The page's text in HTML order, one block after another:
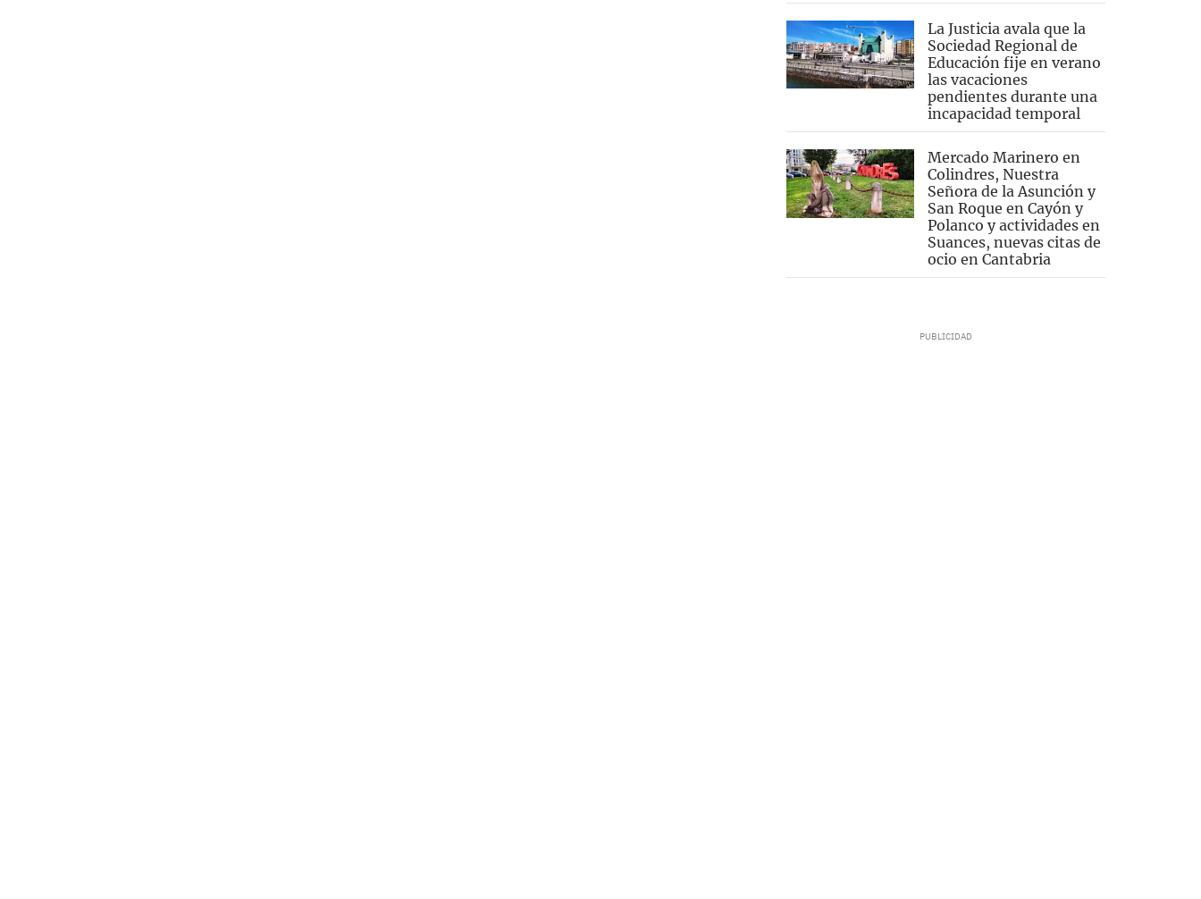
La Justicia avala que la
Sociedad Regional de
Educación fije en verano
las vacaciones
pendientes durante una
incapacidad temporal
Mercado Marinero en
Colindres, Nuestra
Señora de la Asunción y
San Roque en Cayón y
Polanco y actividades en
Suances, nuevas citas de
ocio en Cantabria